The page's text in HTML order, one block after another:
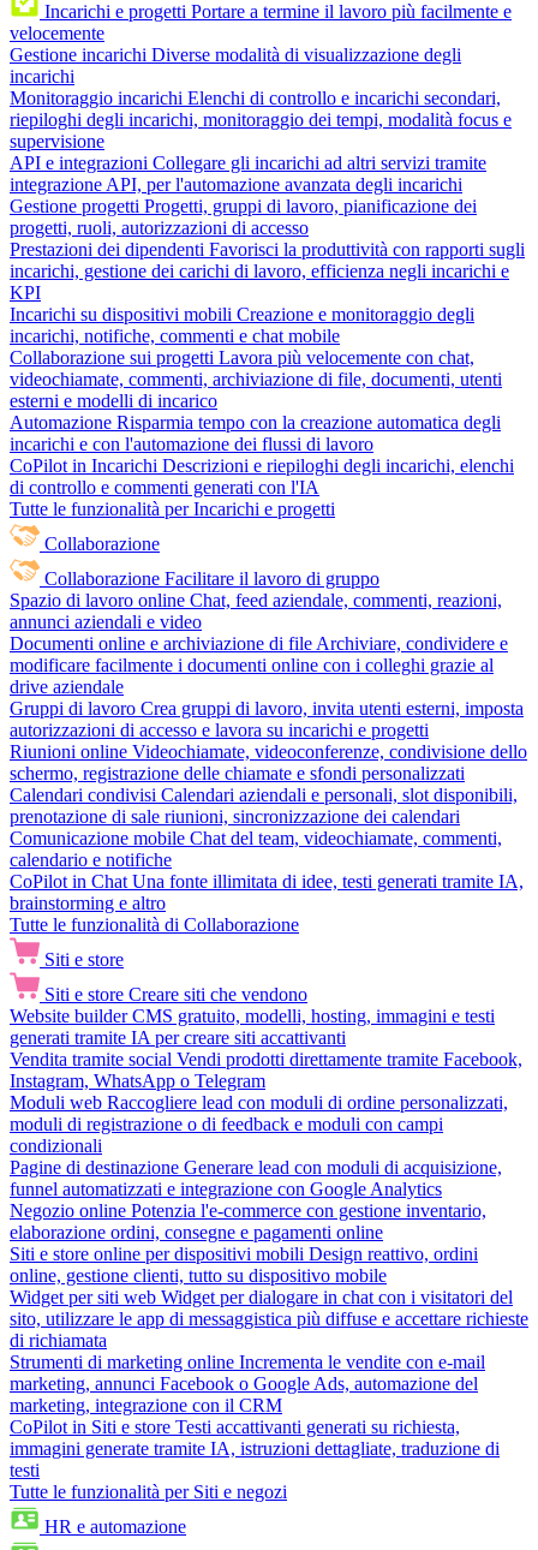
Incarichi e progetti Portare a termine il lavoro più facilmente e
velocemente
Gestione incarichi Diverse modalità di visualizzazione degli
incarichi
Monitoraggio incarichi Elenchi di controllo e incarichi secondari,
riepiloghi degli incarichi, monitoraggio dei tempi, modalità focus e
supervisione
API e integrazioni Collegare gli incarichi ad altri servizi tramite
integrazione API, per l'automazione avanzata degli incarichi
Gestione progetti Progetti, gruppi di lavoro, pianificazione dei
progetti, ruoli, autorizzazioni di accesso
Prestazioni dei dipendenti Favorisci la produttività con rapporti sugli
incarichi, gestione dei carichi di lavoro, efficienza negli incarichi e
KPI
Incarichi su dispositivi mobili Creazione e monitoraggio degli
incarichi, notifiche, commenti e chat mobile
Collaborazione sui progetti Lavora più velocemente con chat,
videochiamate, commenti, archiviazione di file, documenti, utenti
esterni e modelli di incarico
Automazione Risparmia tempo con la creazione automatica degli
incarichi e con l'automazione dei flussi di lavoro
CoPilot in Incarichi Descrizioni e riepiloghi degli incarichi, elenchi
di controllo e commenti generati con l'IA
Tutte le funzionalità per Incarichi e progetti
Collaborazione
Collaborazione Facilitare il lavoro di gruppo
Spazio di lavoro online Chat, feed aziendale, commenti, reazioni,
annunci aziendali e video
Documenti online e archiviazione di file Archiviare, condividere e
modificare facilmente i documenti online con i colleghi grazie al
drive aziendale
Gruppi di lavoro Crea gruppi di lavoro, invita utenti esterni, imposta
autorizzazioni di accesso e lavora su incarichi e progetti
Riunioni online Videochiamate, videoconferenze, condivisione dello
schermo, registrazione delle chiamate e sfondi personalizzati
Calendari condivisi Calendari aziendali e personali, slot disponibili,
prenotazione di sale riunioni, sincronizzazione dei calendari
Comunicazione mobile Chat del team, videochiamate, commenti,
calendario e notifiche
CoPilot in Chat Una fonte illimitata di idee, testi generati tramite IA,
brainstorming e altro
Tutte le funzionalità di Collaborazione
Siti e store
Siti e store Creare siti che vendono
Website builder CMS gratuito, modelli, hosting, immagini e testi
generati tramite IA per creare siti accattivanti
Vendita tramite social Vendi prodotti direttamente tramite Facebook,
Instagram, WhatsApp o Telegram
Moduli web Raccogliere lead con moduli di ordine personalizzati,
moduli di registrazione o di feedback e moduli con campi
condizionali
Pagine di destinazione Generare lead con moduli di acquisizione,
funnel automatizzati e integrazione con Google Analytics
Negozio online Potenzia l'e-commerce con gestione inventario,
elaborazione ordini, consegne e pagamenti online
Siti e store online per dispositivi mobili Design reattivo, ordini
online, gestione clienti, tutto su dispositivo mobile
Widget per siti web Widget per dialogare in chat con i visitatori del
sito, utilizzare le app di messaggistica più diffuse e accettare richieste
di richiamata
Strumenti di marketing online Incrementa le vendite con e-mail
marketing, annunci Facebook o Google Ads, automazione del
marketing, integrazione con il CRM
CoPilot in Siti e store Testi accattivanti generati su richiesta,
immagini generate tramite IA, istruzioni dettagliate, traduzione di
testi
Tutte le funzionalità per Siti e negozi
HR e automazione